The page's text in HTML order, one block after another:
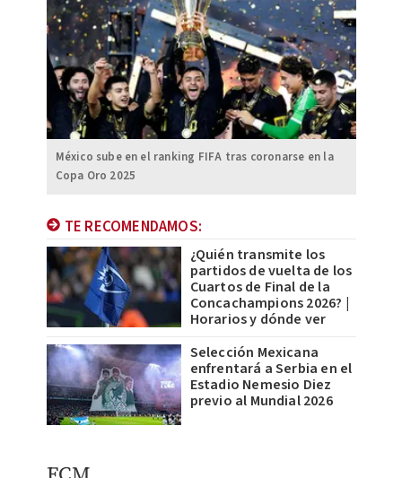
México sube en el ranking FIFA tras coronarse en la
Copa Oro 2025
TE RECOMENDAMOS:
¿Quién transmite los
partidos de vuelta de los
Cuartos de Final de la
Concachampions 2026? |
Horarios y dónde ver
Selección Mexicana
enfrentará a Serbia en el
Estadio Nemesio Diez
previo al Mundial 2026